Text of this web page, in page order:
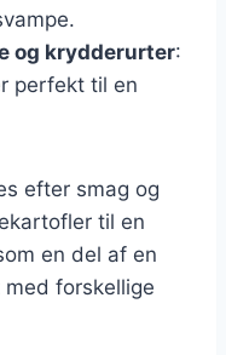
og krydderurter:
perfekt til en
efter smag og
til en
en del af en
forskellige